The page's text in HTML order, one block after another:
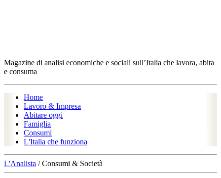
Magazine di analisi economiche e sociali sull’Italia che lavora, abita
e consuma
Home
Lavoro & Impresa
Abitare oggi
Famiglia
Consumi
L'Italia che funziona
L'Analista / Consumi & Società